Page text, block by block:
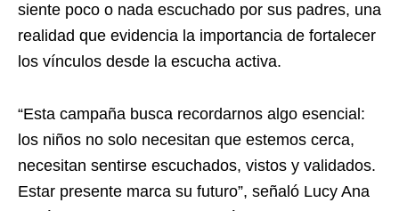
siente poco o nada escuchado por sus padres, una
realidad que evidencia la importancia de fortalecer
los vínculos desde la escucha activa.
“Esta campaña busca recordarnos algo esencial:
los niños no solo necesitan que estemos cerca,
necesitan sentirse escuchados, vistos y validados.
Estar presente marca su futuro”, señaló Lucy Ana